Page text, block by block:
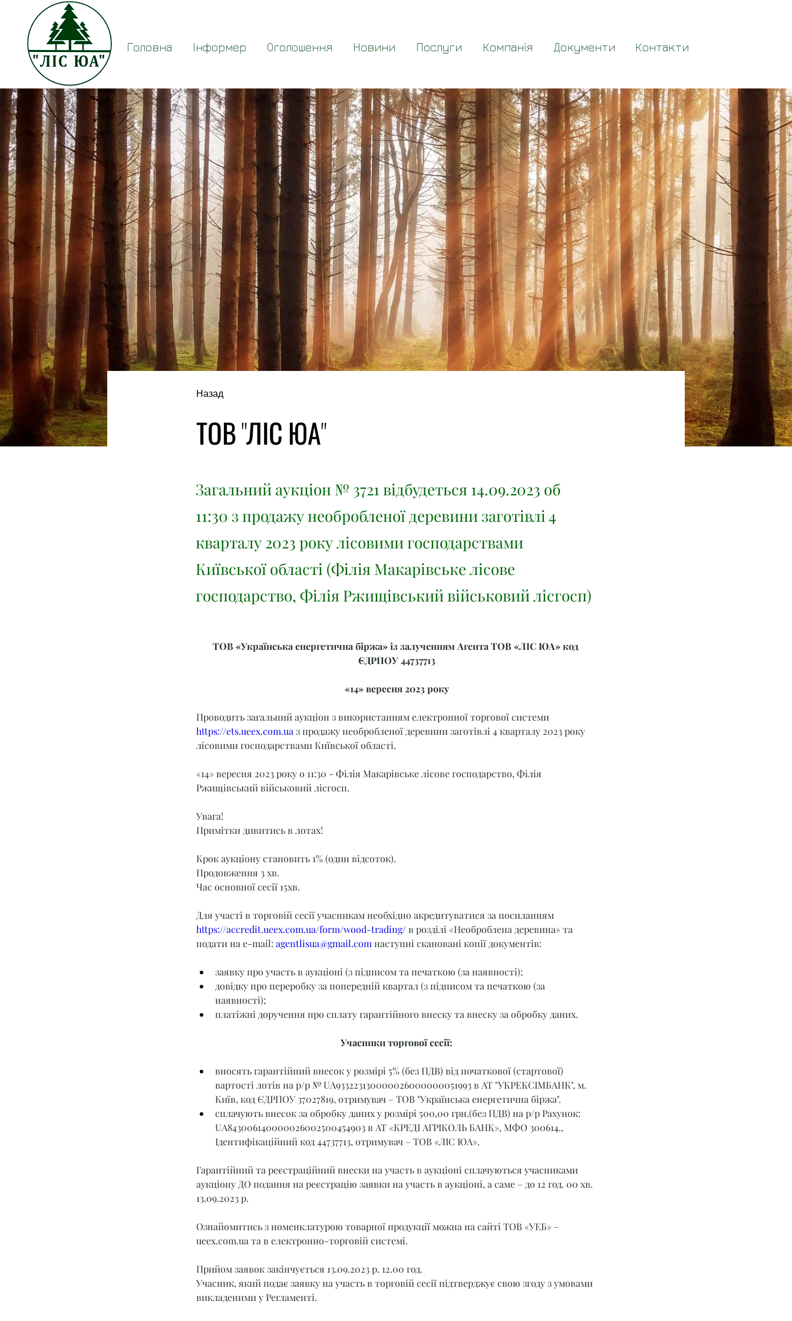
Головна Інформер Оголошення Новини Послуги Компанія Документи Контакти
Назад
ТОВ "ЛІС ЮА"
Загальний аукціон № 3721 відбудеться 14.09.2023 об
11:30 з продажу необробленої деревини заготівлі 4
кварталу 2023 року лісовими господарствами
Київської області (Філія Макарівське лісове
господарство, Філія Ржищівський військовий лісгосп)
ТОВ «Українська енергетична біржа» із залученням Агента ТОВ «ЛІС ЮА» код
ЄДРПОУ 44737713
«14» вересня 2023 року
Проводить загальний аукціон з використанням електронної торгової системи
https://ets.ueex.com.ua з продажу необробленої деревини заготівлі 4 кварталу 2023 року
лісовими господарствами Київської області.
«14» вересня 2023 року о 11:30 - Філія Макарівське лісове господарство, Філія
Ржищівський військовий лісгосп.
Увага!
Примітки дивитись в лотах!
Крок аукціону становить 1% (один відсоток).
Продовження 3 хв.
Час основної сесії 15хв.
Для участі в торговій сесії учасникам необхідно акредитуватися за посиланням
https://accredit.ueex.com.ua/form/wood-trading/ в розділі «Необроблена деревина» та
подати на e-mail: agentlisua@gmail.com наступні скановані копії документів:
заявку про участь в аукціоні (з підписом та печаткою (за наявності);
довідку про переробку за попередній квартал (з підписом та печаткою (за
наявності);
платіжні доручення про сплату гарантійного внеску та внеску за обробку даних.
Учасники торгової сесії:
вносять гарантійний внесок у розмірі 5% (без ПДВ) від початкової (стартової)
вартості лотів на р/р № UA933223130000026000000051993 в АТ "УКРЕКСІМБАНК", м.
Київ, код ЄДРПОУ 37027819, отримувач – ТОВ "Українська енергетична біржа".
сплачують внесок за обробку даних у розмірі 500,00 грн.(без ПДВ) на р/р Рахунок:
UA843006140000026002500454903 в АТ «КРЕДІ АГРІКОЛЬ БАНК», МФО 300614.,
Ідентифікаційний код 44737713, отримувач – ТОВ «ЛІС ЮА».
Гарантійний та реєстраційний внески на участь в аукціоні сплачуються учасниками
аукціону ДО подання на реєстрацію заявки на участь в аукціоні, а саме – до 12 год. 00 хв.
13.09.2023 р.
Ознайомитись з номенклатурою товарної продукції можна на сайті ТОВ «УЕБ» –
ueex.com.ua та в електронно-торговій системі.
Прийом заявок закінчується 13.09.2023 р. 12.00 год.
Учасник, який подає заявку на участь в торговій сесії підтверджує свою згоду з умовами
викладеними у Регламенті.